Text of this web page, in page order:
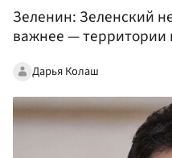
Зеленин: Зеленский
важнее — территории
Дарья Колаш